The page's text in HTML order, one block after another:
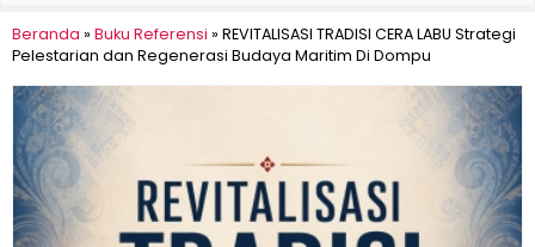
Beranda » Buku Referensi » REVITALISASI TRADISI CERA LABU Strategi
Pelestarian dan Regenerasi Budaya Maritim Di Dompu